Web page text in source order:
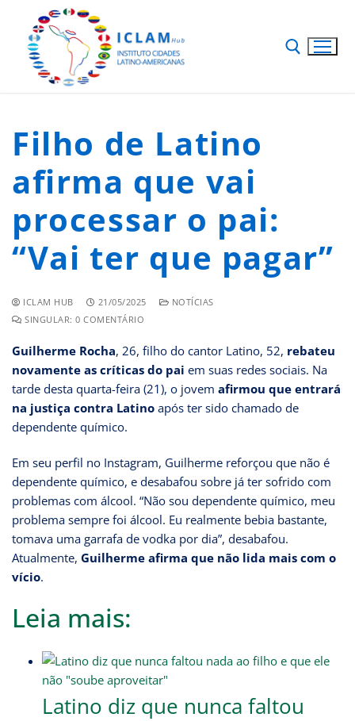
Filho de Latino
afirma que vai
processar o pai:
“Vai ter que pagar”
ICLAM HUB 21/05/2025
NOTÍCIAS
SINGULAR: 0 COMENTÁRIO
Guilherme Rocha, 26, filho do cantor Latino, 52, rebateu
novamente as críticas do pai em suas redes sociais. Na
tarde desta quarta-feira (21), o jovem afirmou que entrará
na justiça contra Latino após ter sido chamado de
dependente químico.
Em seu perfil no Instagram, Guilherme reforçou que não é
dependente químico, e desabafou sobre já ter sofrido com
problemas com álcool. “Não sou dependente químico, meu
problema sempre foi álcool. Eu realmente bebia bastante,
tomava uma garrafa de vodka por dia”, desabafou.
Atualmente, Guilherme afirma que não lida mais com o
vício.
Leia mais:
Latino diz que nunca faltou